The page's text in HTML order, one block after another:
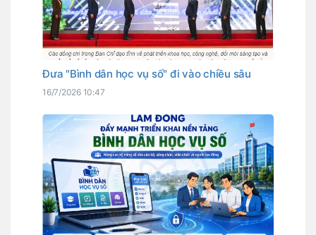
Đưa "Bình dân học vụ số" đi vào chiều sâu
16/7/2026 10:47